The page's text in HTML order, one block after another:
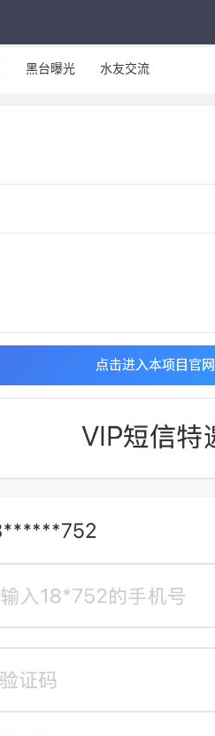
黑台曝光 水友交流
点击进入本项目官网